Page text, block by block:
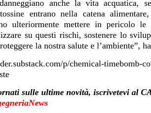
danneggiano anche la vita acquatica,
entrano nella catena
ulteriormente mettere in pericolo
su questi rischi, sostenere lo
la nostra salute e l’ambiente”,
p/chemical-timebomb-
sulle ultime novità, iscrivetevi al